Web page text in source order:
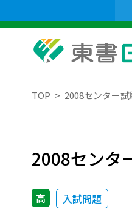
TOP 2008センター
2008センタ
高 入試問題